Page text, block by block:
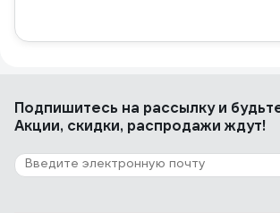
Подпишитесь на рассылкуи
Акции, скидки, распродажи ждут!